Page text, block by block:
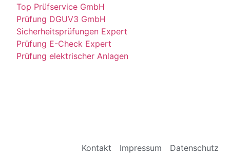
Top Prüfservice GmbH
Prüfung DGUV3 GmbH
Sicherheitsprüfungen Expert
Prüfung E-Check Expert
Prüfung elektrischer Anlagen
Kontakt Impressum Datenschutz